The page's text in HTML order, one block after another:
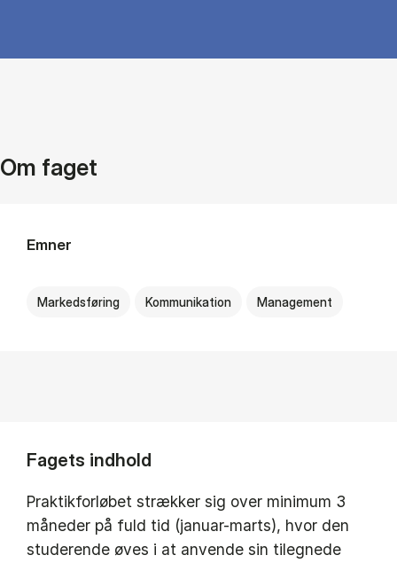
Om faget
Emner
Markedsføring Kommunikation Management
Fagets indhold
Praktikforløbet strækker sig over minimum 3
måneder på fuld tid (januar-marts), hvor den
studerende øves i at anvende sin tilegnede